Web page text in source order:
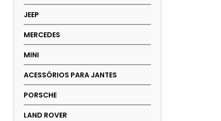
JEEP
MERCEDES
MINI
ACESSÓRIOS PARA JANTES
PORSCHE
LAND ROVER